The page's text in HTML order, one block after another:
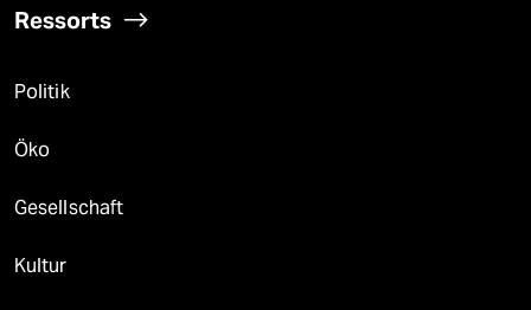
Ressorts
Politik
Öko
Gesellschaft
Kultur